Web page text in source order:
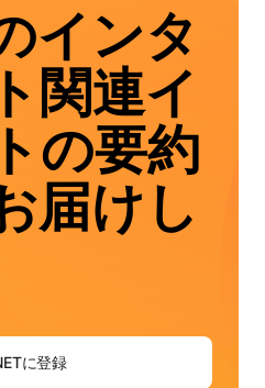
インタ
関連イ
の要約
届けし
に登録